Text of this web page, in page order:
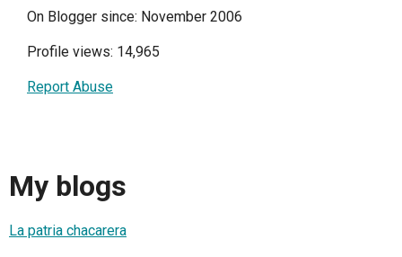
On Blogger since: November 2006
Profile views: 14,965
Report Abuse
My blogs
La patria chacarera